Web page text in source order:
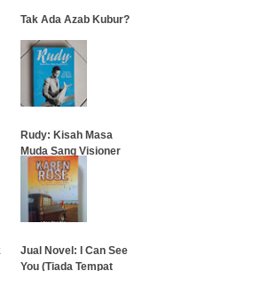
Tak Ada Azab Kubur?
…
Rudy: Kisah Masa
Muda Sang Visioner
…
Jual Novel: I Can See
You (Tiada Tempat